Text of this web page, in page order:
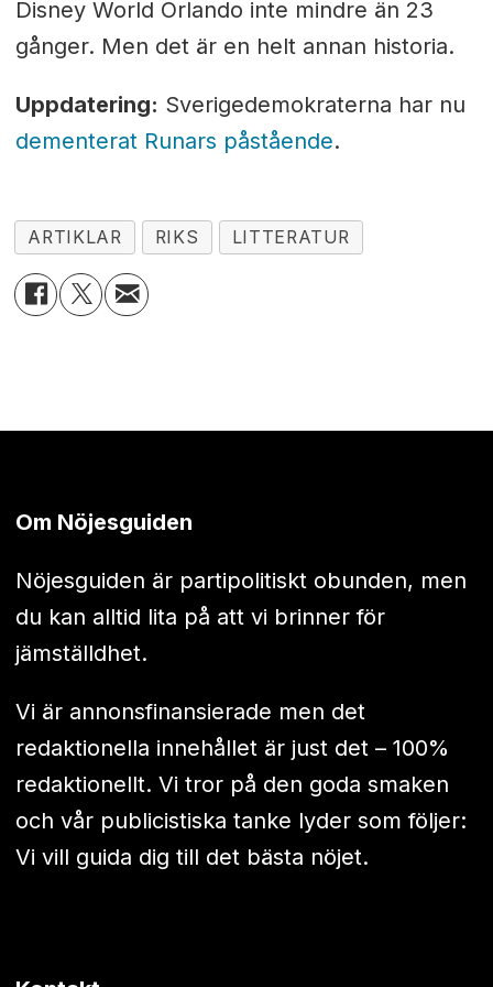
Disney World Orlando inte mindre än 23
gånger. Men det är en helt annan historia.
Uppdatering: Sverigedemokraterna har nu
dementerat Runars påstående.
ARTIKLAR RIKS LITTERATUR
Om Nöjesguiden
Nöjesguiden är partipolitiskt obunden, men
du kan alltid lita på att vi brinner för
jämställdhet.
Vi är annonsfinansierade men det
redaktionella innehållet är just det – 100%
redaktionellt. Vi tror på den goda smaken
och vår publicistiska tanke lyder som följer:
Vi vill guida dig till det bästa nöjet.